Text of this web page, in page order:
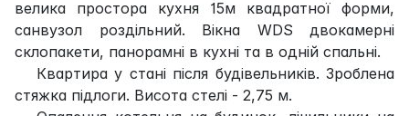
велика простора кухня 15м квадратної форми,
санвузол роздільний. Вікна WDS двокамерні
склопакети, панорамні в кухні та в одній спальні.
Квартира у стані після будівельників. Зроблена
стяжка підлоги. Висота стелі - 2,75 м.